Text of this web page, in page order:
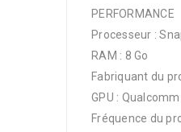
PERFORMANCE
Processeur :
RAM : 8 Go
Fabriquant du
GPU :
Fréquence du